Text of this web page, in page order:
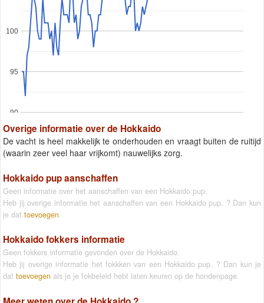
90
95
100
Overige informatie over de Hokkaido
De vacht is heel makkelijk te onderhouden en vraagt buiten de ruitijd
(waarin zeer veel haar vrijkomt) nauwelijks zorg.
Hokkaido pup aanschaffen
Geen informatie over het aanschaffen van een Hokkaido pup.
Heb jij overige informatie het aanschaffen van een Hokkaido pup. ? Dan kun
je dat toevoegen
Hokkaido fokkers informatie
Geen fokkers informatie gevonden over de Hokkaido.
Heb jij overige informatie het fokkken van een Hokkaido pup. ? Dan kun je
dat toevoegen als je je fokbeleid hebt laten keuren op de hondenpage.